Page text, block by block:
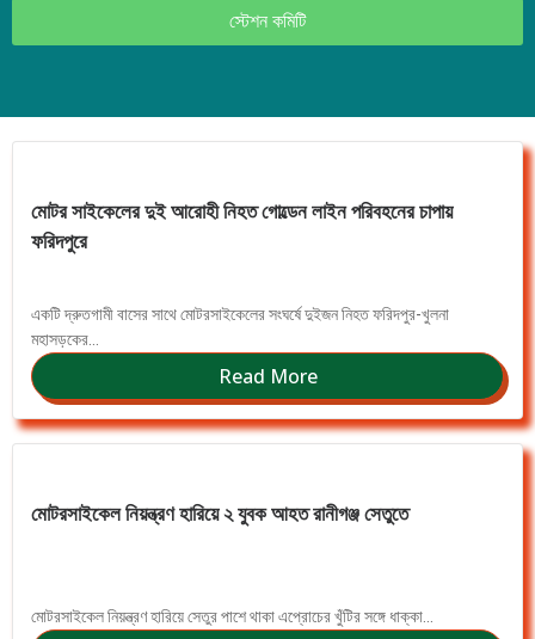
স্টেশন কমিটি
মোটর সাইকেলের দুই আরোহী নিহত গোল্ডেন লাইন পরিবহনের চাপায়
ফরিদপুরে
একটি দ্রুতগামী বাসের সাথে মোটরসাইকেলের সংঘর্ষে দুইজন নিহত ফরিদপুর-খুলনা
মহাসড়কের...
Read More
মোটরসাইকেল নিয়ন্ত্রণ হারিয়ে ২ যুবক আহত রানীগঞ্জ সেতুতে
মোটরসাইকেল নিয়ন্ত্রণ হারিয়ে সেতুর পাশে থাকা এপ্রোচের খুঁটির সঙ্গে ধাক্কা...